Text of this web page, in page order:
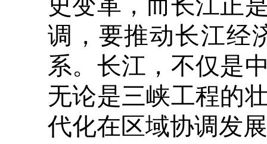
调，要推动长江经
系。长江，不仅是
无论是三峡工程的
代化在区域协调发